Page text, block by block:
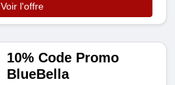
Voir l'offre
10% Code Promo
BlueBella